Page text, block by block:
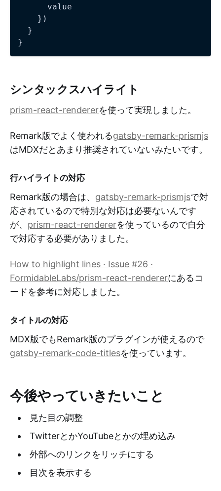
      value
    })
  }
シンタックスハイライト
prism-react-rendererを使って実現しました。
Remark版でよく使われるgatsby-remark-prismjs
はMDXだとあまり推奨されていないみたいです。
行ハイライトの対応
Remark版の場合は、 gatsby-remark-prismjsで対
応されているので特別な対応は必要ないんです
が、 prism-react-rendererを使っているので自分
で対応する必要がありました。
How to highlight lines · Issue #26 ·
FormidableLabs/prism-react-rendererにあるコ
ードを参考に対応しました。
タイトルの対応
MDX版でもRemark版のプラグインが使えるので
gatsby-remark-code-titlesを使っています。
今後やっていきたいこと
見た目の調整
TwitterとかYouTubeとかの埋め込み
外部へのリンクをリッチにする
目次を表示する